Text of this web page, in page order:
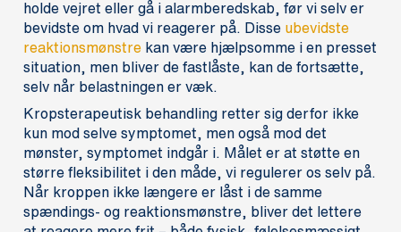
holde vejret eller gå i alarmberedskab, før vi selv er
bevidste om hvad vi reagerer på. Disse ubevidste
reaktionsmønstre kan være hjælpsomme i en presset
situation, men bliver de fastlåste, kan de fortsætte,
selv når belastningen er væk.
Kropsterapeutisk behandling retter sig derfor ikke
kun mod selve symptomet, men også mod det
mønster, symptomet indgår i. Målet er at støtte en
større fleksibilitet i den måde, vi regulerer os selv på.
Når kroppen ikke længere er låst i de samme
spændings- og reaktionsmønstre, bliver det lettere